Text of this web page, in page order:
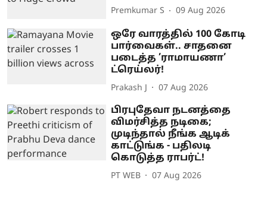
Premkumar S 09 Aug 2026
ஒரே வாரத்தில் 100 கோடி
பார்வைகள்.. சாதனை
படைத்த ’ராமாயணா’
ட்ரெய்லர்!
Prakash J 07 Aug 2026
பிரபுதேவா நடனத்தை
விமர்சித்த நடிகை;
முடிந்தால் நீங்க ஆடிக்
காட்டுங்க - பதிலடி
கொடுத்த ராபர்ட்!
PT WEB 07 Aug 2026